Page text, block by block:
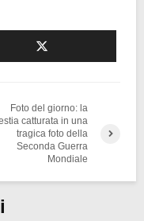
Foto del giorno: la
catturata in una
tragica foto della
Seconda Guerra
Mondiale